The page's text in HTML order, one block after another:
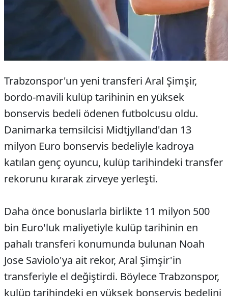
Trabzonspor'un yeni transferi Aral Şimşir,
bordo-mavili kulüp tarihinin en yüksek
bonservis bedeli ödenen futbolcusu oldu.
Danimarka temsilcisi Midtjylland'dan 13
milyon Euro bonservis bedeliyle kadroya
katılan genç oyuncu, kulüp tarihindeki transfer
rekorunu kırarak zirveye yerleşti.
Daha önce bonuslarla birlikte 11 milyon 500
bin Euro'luk maliyetiyle kulüp tarihinin en
pahalı transferi konumunda bulunan Noah
Jose Saviolo'ya ait rekor, Aral Şimşir'in
transferiyle el değiştirdi. Böylece Trabzonspor,
kulüp tarihindeki en yüksek bonservis bedelini